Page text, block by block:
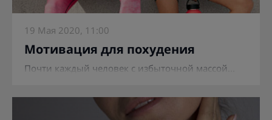
19 Мая 2020, 11:00
Мотивация для похудения
Почти каждый человек с избыточной массой...